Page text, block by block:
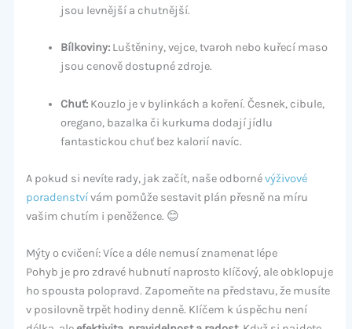
jsou levnější a chutnější.
Bílkoviny:Luštěniny, vejce, tvaroh nebo kuřecí maso
jsou cenově dostupné zdroje.
Chuť:Kouzlo je v bylinkách a koření. Česnek, cibule,
oregano, bazalka či kurkuma dodají jídlu
fantastickou chuť bez kalorií navíc.
A pokud si nevíte rady, jak začít, naše odbornévýživové
poradenstvívám pomůže sestavit plán přesně na míru
vašim chutím i peněžence. 😊
Mýty o cvičení: Více a déle nemusí znamenat lépe
Pohyb je pro zdravé hubnutí naprosto klíčový, ale obklopuje
ho spousta polopravd. Zapomeňte na představu, že musíte
v posilovně trpět hodiny denně. Klíčem k úspěchu není